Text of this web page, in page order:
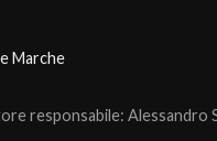
Marche
responsabile: Alessandro